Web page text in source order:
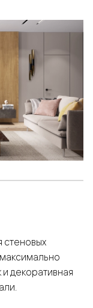
стеновых
декоративная